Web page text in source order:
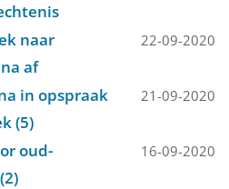
naar
af
22-09-2020
in opspraak
(5)
21-09-2020
oud-
16-09-2020